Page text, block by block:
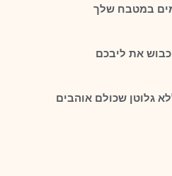
במטבח שלך
את ליבכם
גלוטן שכולם אוהבים